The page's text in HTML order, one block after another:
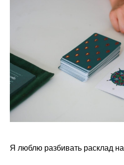
Я люблю разбивать расклад